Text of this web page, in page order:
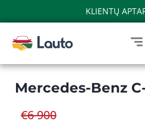
KLIENTŲ
Mercedes-Benz
€6 900